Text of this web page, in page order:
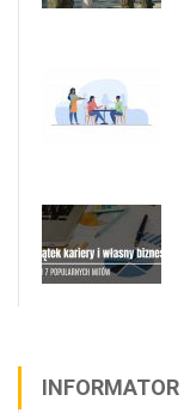
INFORMATOR